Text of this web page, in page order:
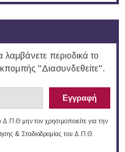
περιοδικά το
"Διασυνδεθείτε".
μην τον χρησιμοποιείτε για την
& Σταδιοδρομίας του Δ.Π.Θ.